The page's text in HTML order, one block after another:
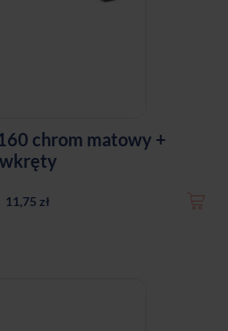
chrom matowy +
wkręty
11,75 zł